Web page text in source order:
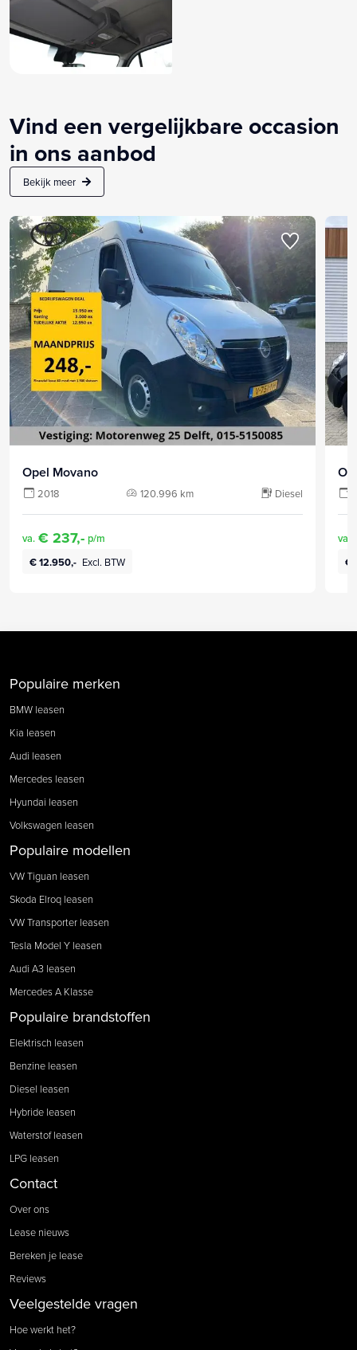
Vind een vergelijkbare occasion
in ons aanbod
Bekijk meer
Opel Movano
2018 120.996 km Diesel
va. € 237,- p/m
€ 12.950,- Excl. BTW
va.
€
Populaire merken
BMW leasen
Kia leasen
Audi leasen
Mercedes leasen
Hyundai leasen
Volkswagen leasen
Populaire modellen
VW Tiguan leasen
Skoda Elroq leasen
VW Transporter leasen
Tesla Model Y leasen
Audi A3 leasen
Mercedes A Klasse
Populaire brandstoffen
Elektrisch leasen
Benzine leasen
Diesel leasen
Hybride leasen
Waterstof leasen
LPG leasen
Contact
Over ons
Lease nieuws
Bereken je lease
Reviews
Veelgestelde vragen
Hoe werkt het?